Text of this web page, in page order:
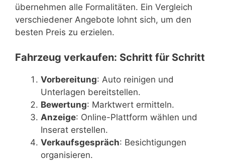
übernehmen alle Formalitäten. Ein Vergleich
verschiedener Angebote lohnt sich, um den
besten Preis zu erzielen.
Fahrzeug verkaufen: Schritt für Schritt
Vorbereitung: Auto reinigen und
Unterlagen bereitstellen.
Bewertung: Marktwert ermitteln.
Anzeige: Online-Plattform wählen und
Inserat erstellen.
Verkaufsgespräch: Besichtigungen
organisieren.